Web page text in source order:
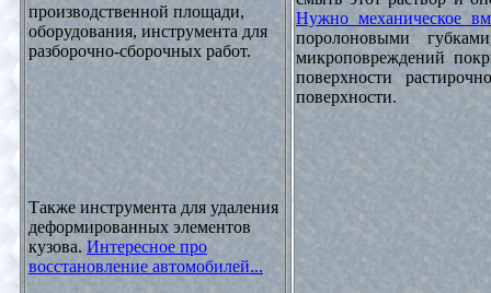
производственной площади,
оборудования, инструмента для
разборочно-сборочных работ.
Также инструмента для удаления
деформированных элементов
кузова.Интересное про
восстановление автомобилей...
Нужно механическое
поролоновыми
микроповреждений
поверхности
поверхности.